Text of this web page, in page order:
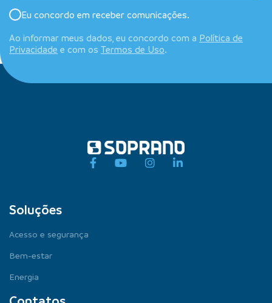
Eu concordo em receber comunicações.
Ao informar meus dados, eu concordo com a Política de
Privacidade e com os Termos de Uso.
Soluções
Acesso e segurança
Bem-estar
Energia